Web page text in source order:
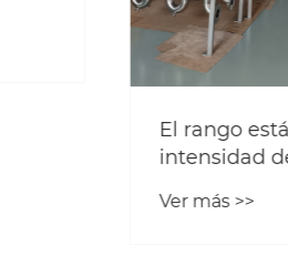
El rango estándar
intensidad del
separadores
Ver más >>